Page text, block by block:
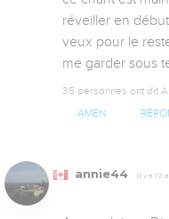
réveiller en
veux pour le
me garder sous
35 personnes ont dit
AMEN
annie44 Il y a 12